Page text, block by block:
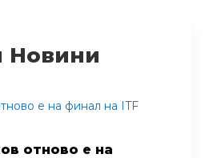
Новини
отново е на